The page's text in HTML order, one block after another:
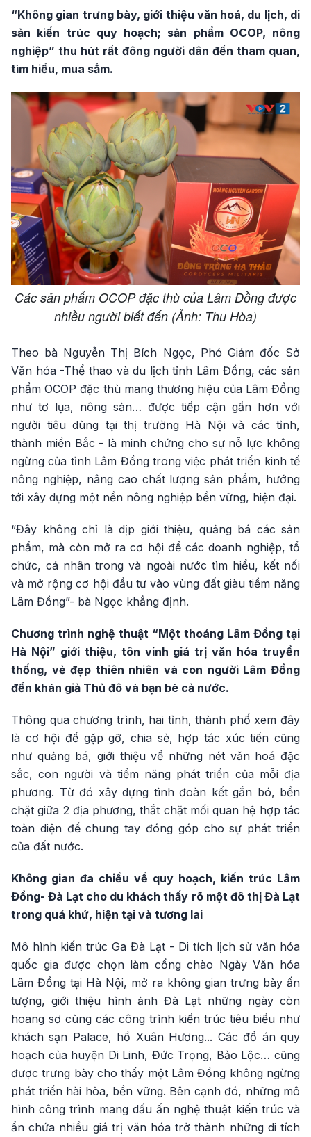
“Không gian trưng bày, giới thiệu văn hoá, du lịch, di
sản kiến trúc quy hoạch; sản phẩm OCOP, nông
nghiệp” thu hút rất đông người dân đến tham quan,
tìm hiểu, mua sắm.
Các sản phẩm OCOP đặc thù của Lâm Đồng được
nhiều người biết đến (Ảnh: Thu Hòa)
Theo bà Nguyễn Thị Bích Ngọc, Phó Giám đốc Sở
Văn hóa -Thể thao và du lịch tỉnh Lâm Đồng, các sản
phẩm OCOP đặc thù mang thương hiệu của Lâm Đồng
như tơ lụa, nông sản… được tiếp cận gần hơn với
người tiêu dùng tại thị trường Hà Nội và các tỉnh,
thành miền Bắc - là minh chứng cho sự nỗ lực không
ngừng của tỉnh Lâm Đồng trong việc phát triển kinh tế
nông nghiệp, nâng cao chất lượng sản phẩm, hướng
tới xây dựng một nền nông nghiệp bền vững, hiện đại.
“Đây không chỉ là dịp giới thiệu, quảng bá các sản
phẩm, mà còn mở ra cơ hội để các doanh nghiệp, tổ
chức, cá nhân trong và ngoài nước tìm hiểu, kết nối
và mở rộng cơ hội đầu tư vào vùng đất giàu tiềm năng
Lâm Đồng”- bà Ngọc khẳng định.
Chương trình nghệ thuật “Một thoáng Lâm Đồng tại
Hà Nội” giới thiệu, tôn vinh giá trị văn hóa truyền
thống, vẻ đẹp thiên nhiên và con người Lâm Đồng
đến khán giả Thủ đô và bạn bè cả nước.
Thông qua chương trình, hai tỉnh, thành phố xem đây
là cơ hội để gặp gỡ, chia sẻ, hợp tác xúc tiến cũng
như quảng bá, giới thiệu về những nét văn hoá đặc
sắc, con người và tiềm năng phát triển của mỗi địa
phương. Từ đó xây dựng tình đoàn kết gắn bó, bền
chặt giữa 2 địa phương, thắt chặt mối quan hệ hợp tác
toàn diện để chung tay đóng góp cho sự phát triển
của đất nước.
Không gian đa chiều về quy hoạch, kiến trúc Lâm
Đồng- Đà Lạt cho du khách thấy rõ một đô thị Đà Lạt
trong quá khứ, hiện tại và tương lai
Mô hình kiến trúc Ga Đà Lạt - Di tích lịch sử văn hóa
quốc gia được chọn làm cổng chào Ngày Văn hóa
Lâm Đồng tại Hà Nội, mở ra không gian trưng bày ấn
tượng, giới thiệu hình ảnh Đà Lạt những ngày còn
hoang sơ cùng các công trình kiến trúc tiêu biểu như
khách sạn Palace, hồ Xuân Hương... Các đồ án quy
hoạch của huyện Di Linh, Đức Trọng, Bảo Lộc… cũng
được trưng bày cho thấy một Lâm Đồng không ngừng
phát triển hài hòa, bền vững. Bên cạnh đó, những mô
hình công trình mang dấu ấn nghệ thuật kiến trúc và
ẩn chứa nhiều giá trị văn hóa trở thành những di tích